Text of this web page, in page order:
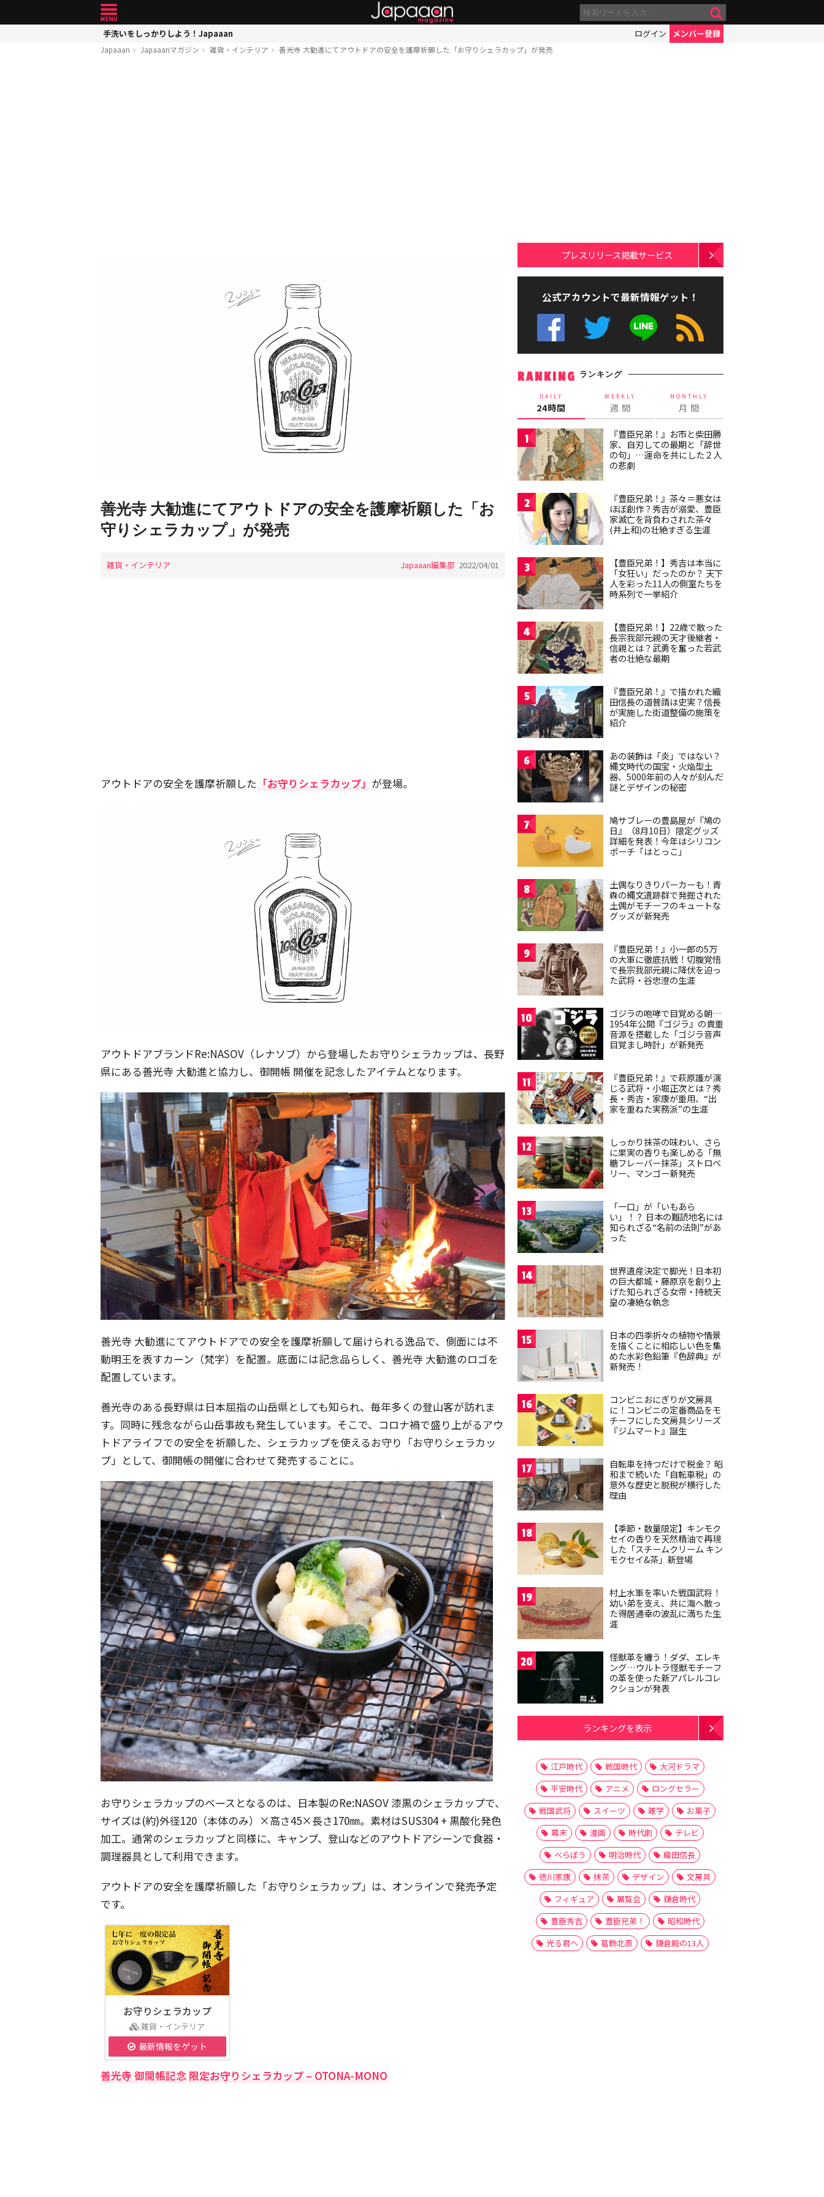
手洗いをしっかりしよう！Japaaan ログイン メンバー登録
Japaaan Japaaanマガジン 雑貨・インテリア 善光寺 大勧進にてアウトドアの安全を護摩祈願した「お守りシェラカップ」が発売
善光寺 大勧進にてアウトドアの安全を護摩祈願した「お
守りシェラカップ」が発売
雑貨・インテリア Japaaan編集部 2022/04/01
アウトドアの安全を護摩祈願した 「お守りシェラカップ」 が登場。
アウトドアブランドRe:NASOV（レナソブ）から登場したお守りシェラカップは、長野
県にある善光寺 大勧進と協力し、御開帳 開催を記念したアイテムとなります。
善光寺 大勧進にてアウトドアでの安全を護摩祈願して届けられる逸品で、側面には不
動明王を表すカーン（梵字）を配置。底面には記念品らしく、善光寺 大勧進のロゴを
配置しています。
善光寺のある長野県は日本屈指の山岳県としても知られ、毎年多くの登山客が訪れま
す。同時に残念ながら山岳事故も発生しています。そこで、コロナ禍で盛り上がるアウ
トドアライフでの安全を祈願した、シェラカップを使えるお守り「お守りシェラカッ
プ」として、御開帳の開催に合わせて発売することに。
お守りシェラカップのベースとなるのは、日本製のRe:NASOV 漆黒のシェラカップで、
サイズは(約)外径120（本体のみ）×高さ45×長さ170㎜。素材はSUS304 + 黒酸化発色
加工。通常のシェラカップと同様に、キャンプ、登山などのアウトドアシーンで食器・
調理器具として利用できます。
アウトドアの安全を護摩祈願した「お守りシェラカップ」は、オンラインで発売予定
です。
お守りシェラカップ
雑貨・インテリア
最新情報をゲット
善光寺 御開帳記念 限定お守りシェラカップ – OTONA-MONO
プレスリリース掲載サービス
公式アカウントで最新情報ゲット！
RANKING ランキング
DAILY
24時間
WEEKLY
週 間
MONTHLY
月 間
1
『豊臣兄弟！』お市と柴田勝
家、自刃しての最期と「辞世
の句」…運命を共にした２人
の悲劇
2
『豊臣兄弟！』茶々＝悪女は
ほぼ創作？秀吉が溺愛、豊臣
家滅亡を背負わされた茶々
(井上和)の壮絶すぎる生涯
3
【豊臣兄弟！】秀吉は本当に
「女狂い」だったのか？ 天下
人を彩った11人の側室たちを
時系列で一挙紹介
4
【豊臣兄弟！】22歳で散った
長宗我部元親の天才後継者・
信親とは？武勇を奮った若武
者の壮絶な最期
5
『豊臣兄弟！』で描かれた織
田信長の道普請は史実？信長
が実施した街道整備の施策を
紹介
6
あの装飾は「炎」ではない？
縄文時代の国宝・火焔型土
器、5000年前の人々が刻んだ
謎とデザインの秘密
7
鳩サブレーの豊島屋が『鳩の
日』（8月10日）限定グッズ
詳細を発表！今年はシリコン
ポーチ「はとっこ」
8
土偶なりきりパーカーも！青
森の縄文遺跡群で発掘された
土偶がモチーフのキュートな
グッズが新発売
9
『豊臣兄弟！』小一郎の5万
の大軍に徹底抗戦！切腹覚悟
で長宗我部元親に降伏を迫っ
た武将・谷忠澄の生涯
10
ゴジラの咆哮で目覚める朝…
1954年公開『ゴジラ』の貴重
音源を搭載した「ゴジラ音声
目覚まし時計」が新発売
11
『豊臣兄弟！』で萩原護が演
じる武将・小堀正次とは？秀
長・秀吉・家康が重用、“出
家を重ねた実務派”の生涯
12
しっかり抹茶の味わい、さら
に果実の香りも楽しめる「無
糖フレーバー抹茶」ストロベ
リー、マンゴー新発売
13
「一口」が「いもあら
い」！？ 日本の難読地名には
知られざる“名前の法則”があ
った
14
世界遺産決定で脚光！日本初
の巨大都城・藤原京を創り上
げた知られざる女帝・持統天
皇の凄絶な執念
15
日本の四季折々の植物や情景
を描くことに相応しい色を集
めた水彩色鉛筆『色辞典』が
新発売！
16
コンビニおにぎりが文房具
に！コンビニの定番商品をモ
チーフにした文房具シリーズ
『ジムマート』誕生
17
自転車を持つだけで税金？ 昭
和まで続いた「自転車税」の
意外な歴史と脱税が横行した
理由
18
【季節・数量限定】キンモク
セイの香りを天然精油で再現
した「スチームクリーム キン
モクセイ&茶」新登場
19
村上水軍を率いた戦国武将！
幼い弟を支え、共に海へ散っ
た得居通幸の波乱に満ちた生
涯
20
怪獣革を纏う！ダダ、エレキ
ング…ウルトラ怪獣モチーフ
の革を使った新アパレルコレ
クションが発表
ランキングを表示
江戸時代 戦国時代
大河ドラマ
平安時代
アニメ
ロングセラー
戦国武将
スイーツ 雑学
お菓子
幕末
漫画 時代劇
テレビ
べらぼう
明治時代
織田信長
徳川家康
抹茶 デザイン
文房具
フィギュア
展覧会
鎌倉時代
豊臣秀吉
豊臣兄弟！
昭和時代
光る君へ
葛飾北斎 鎌倉殿の13人